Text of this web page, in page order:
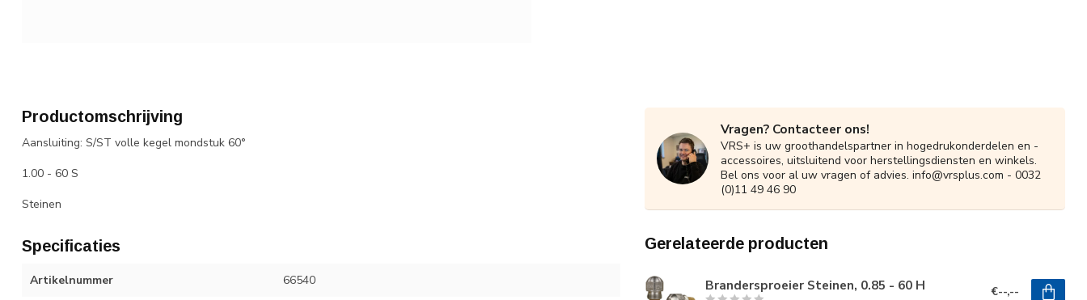
Productomschrijving
Aansluiting: S/ST volle kegel mondstuk 60°
1.00 - 60 S
Steinen
Specificaties
Artikelnummer 66540
Vragen? Contacteer ons!
VRS+ is uw groothandelspartner in hogedrukonderdelen en -
accessoires, uitsluitend voor herstellingsdiensten en winkels.
Bel ons voor al uw vragen of advies. info@vrsplus.com - 0032
(0)11 49 46 90
Gerelateerde producten
Brandersproeier Steinen, 0.85 - 60 H €--,--